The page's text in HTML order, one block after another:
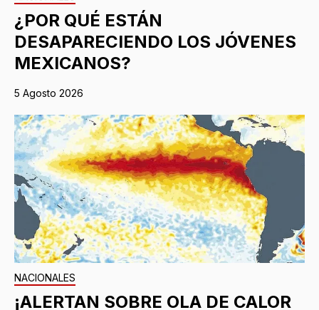
¿POR QUÉ ESTÁN
DESAPARECIENDO LOS JÓVENES
MEXICANOS?
5 Agosto 2026
NACIONALES
¡ALERTAN SOBRE OLA DE CALOR